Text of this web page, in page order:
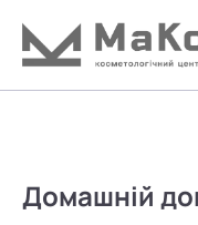
Домашній